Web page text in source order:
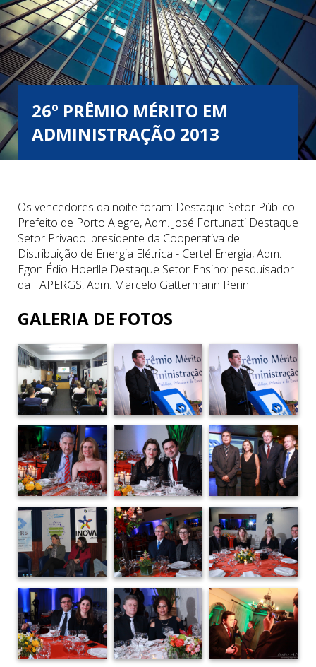
26º PRÊMIO MÉRITO EM
ADMINISTRAÇÃO 2013
Os vencedores da noite foram: Destaque Setor Público:
Prefeito de Porto Alegre, Adm. José Fortunatti Destaque
Setor Privado: presidente da Cooperativa de
Distribuição de Energia Elétrica - Certel Energia, Adm.
Egon Édio Hoerlle Destaque Setor Ensino: pesquisador
da FAPERGS, Adm. Marcelo Gattermann Perin
GALERIA DE FOTOS